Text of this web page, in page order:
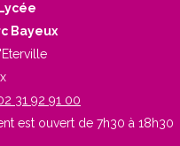
Bayeux
31 92 91 00
est ouvert de 7h30 à 18h30